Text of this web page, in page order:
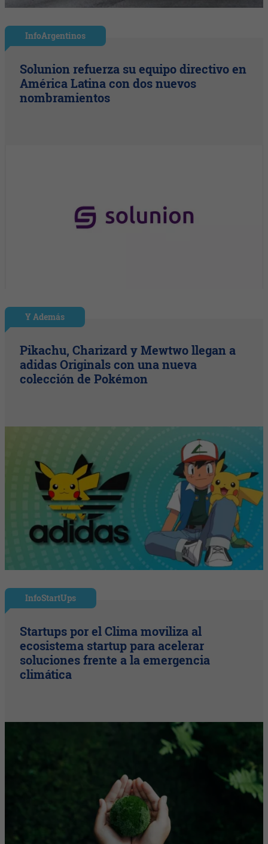
InfoArgentinos
Solunion refuerza su equipo directivo en
América Latina con dos nuevos
nombramientos
Y Además
Pikachu, Charizard y Mewtwo llegan a
adidas Originals con una nueva
colección de Pokémon
InfoStartUps
Startups por el Clima moviliza al
ecosistema startup para acelerar
soluciones frente a la emergencia
climática